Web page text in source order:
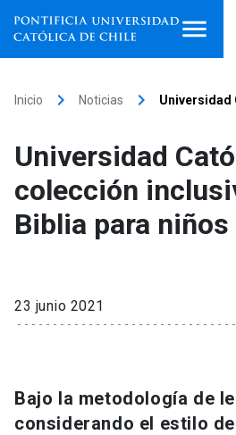
Facultades, escuelas e
institutos
Investigación
Extensión
Universidad
Inicio keyboard_arrow_right Noticias keyboard_arrow_right Universidad
Universidad
colección
Biblia para niños
23 junio 2021
Bajo la metodología de
considerando el estilo